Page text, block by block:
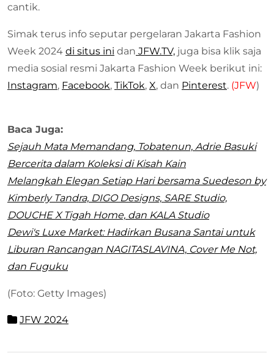
cantik.
Simak terus info seputar pergelaran Jakarta Fashion
Week 2024 di situs ini dan JFW.TV, juga bisa klik saja
media sosial resmi Jakarta Fashion Week berikut ini:
Instagram, Facebook, TikTok, X, dan Pinterest. (JFW)
Baca Juga:
Sejauh Mata Memandang, Tobatenun, Adrie Basuki
Bercerita dalam Koleksi di Kisah Kain
Melangkah Elegan Setiap Hari bersama Suedeson by
Kimberly Tandra, DIGO Designs, SARE Studio,
DOUCHE X Tigah Home, dan KALA Studio
Dewi's Luxe Market: Hadirkan Busana Santai untuk
Liburan Rancangan NAGITASLAVINA, Cover Me Not,
dan Fuguku
(Foto: Getty Images)
JFW 2024